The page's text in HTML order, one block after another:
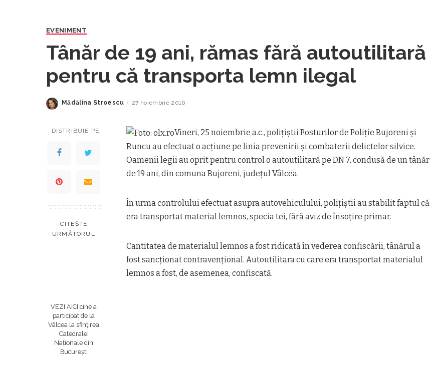
EVENIMENT
Tânăr de 19 ani, rămas fără autoutilitară
pentru că transporta lemn ilegal
Posted
Mădălina Stroescu 27 noiembrie 2016
DISTRIBUIE PE
CITEȘTE
URMĂTORUL
VEZI AICI cine a
participat de la
Vâlcea la sfințirea
Catedralei
Naționale din
București
Vineri, 25 noiembrie a.c., poliţiştii Posturilor de Poliţie Bujoreni şi
Runcu au efectuat o acţiune pe linia prevenirii şi combaterii delictelor silvice.
Oamenii legii au oprit pentru control o autoutilitară pe DN 7, condusă de un tânăr
de 19 ani, din comuna Bujoreni, judeţul Vâlcea.
În urma controlului efectuat asupra autovehiculului, poliţiştii au stabilit faptul că
era transportat material lemnos, specia tei, fără aviz de însoţire primar.
Cantitatea de materialul lemnos a fost ridicată în vederea confiscării, tânărul a
fost sancţionat contravenţional. Autoutilitara cu care era transportat materialul
lemnos a fost, de asemenea, confiscată.